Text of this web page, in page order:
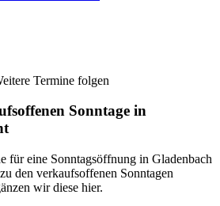
Termine folgen
Sonntage in
für eine Sonntagsöffnung in Gladenbach
den verkaufsoffenen Sonntagen
wir diese hier.